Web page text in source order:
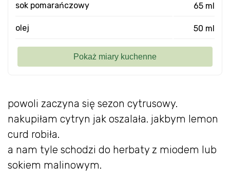
powoli zaczyna się sezon cytrusowy.
nakupiłam cytryn jak oszalała. jakbym lemon
curd robiła.
a nam tyle schodzi do herbaty z miodem lub
sokiem malinowym.
sok pomarańczowy 65 ml
olej 50 ml